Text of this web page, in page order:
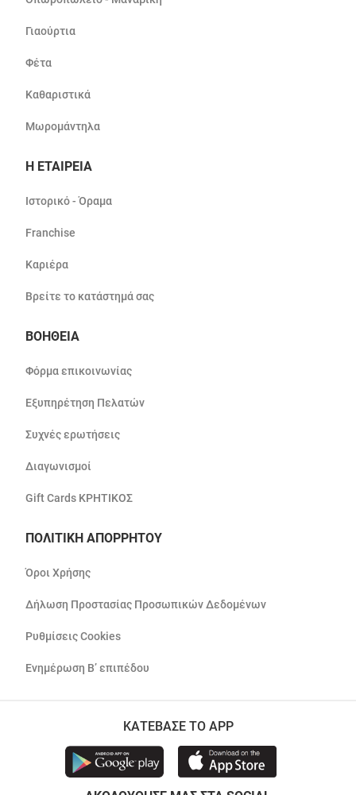
Γιαούρτια
Φέτα
Καθαριστικά
Μωρομάντηλα
Η ΕΤΑΙΡΕΙΑ
Ιστορικό - Όραμα
Franchise
Καριέρα
Βρείτε το κατάστημά σας
ΒΟΗΘΕΙΑ
Φόρμα επικοινωνίας
Εξυπηρέτηση Πελατών
Συχνές ερωτήσεις
Διαγωνισμοί
Gift Cards ΚΡΗΤΙΚΟΣ
ΠΟΛΙΤΙΚΗ ΑΠΟΡΡΗΤΟΥ
Όροι Χρήσης
Δήλωση Προστασίας Προσωπικών Δεδομένων
Ρυθμίσεις Cookies
Ενημέρωση Β’ επιπέδου
ΚΑΤΕΒΑΣΕ ΤΟ APP